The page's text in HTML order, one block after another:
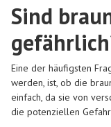
Sind
Eine der häufigsten
werden, ist, ob die
einfach, da sie von
die potenziellen